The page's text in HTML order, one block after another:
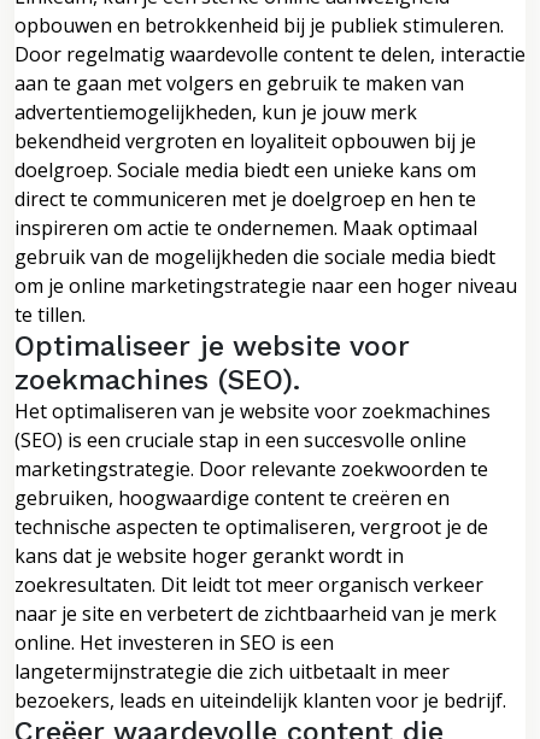
opbouwen en betrokkenheid bij je publiek stimuleren.
Door regelmatig waardevolle content te delen, interactie
aan te gaan met volgers en gebruik te maken van
advertentiemogelijkheden, kun je jouw merk
bekendheid vergroten en loyaliteit opbouwen bij je
doelgroep. Sociale media biedt een unieke kans om
direct te communiceren met je doelgroep en hen te
inspireren om actie te ondernemen. Maak optimaal
gebruik van de mogelijkheden die sociale media biedt
om je online marketingstrategie naar een hoger niveau
te tillen.
Optimaliseer je website voor
zoekmachines (SEO).
Het optimaliseren van je website voor zoekmachines
(SEO) is een cruciale stap in een succesvolle online
marketingstrategie. Door relevante zoekwoorden te
gebruiken, hoogwaardige content te creëren en
technische aspecten te optimaliseren, vergroot je de
kans dat je website hoger gerankt wordt in
zoekresultaten. Dit leidt tot meer organisch verkeer
naar je site en verbetert de zichtbaarheid van je merk
online. Het investeren in SEO is een
langetermijnstrategie die zich uitbetaalt in meer
bezoekers, leads en uiteindelijk klanten voor je bedrijf.
Creëer waardevolle content die